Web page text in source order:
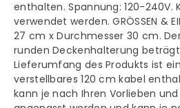
enthalten. Spannung: 120-240V.
verwendet werden. GRÖSSEN &
27 cm x Durchmesser 30 cm.
runden Deckenhalterung
Lieferumfang des Produkts ist
verstellbares 120 cm kabel
kann je nach Ihren Vorlieben